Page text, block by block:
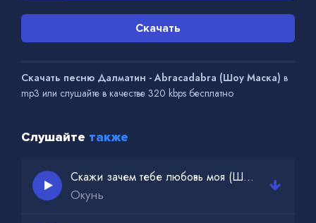
Скачать
Скачать песню Далматин - Abracadabra (Шоу Маска) в
mp3 или слушайте в качестве 320 kbps бесплатно
Слушайте также
Скажи зачем тебе любовь моя (Шоу Маска)
Окунь